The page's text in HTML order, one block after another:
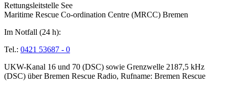
Rettungsleitstelle See
Maritime Rescue Co-ordination Centre (MRCC) Bremen
Im Notfall (24 h):
Tel.: 0421 53687 - 0
UKW-Kanal 16 und 70 (DSC) sowie Grenzwelle 2187,5 kHz
(DSC) über Bremen Rescue Radio, Rufname: Bremen Rescue